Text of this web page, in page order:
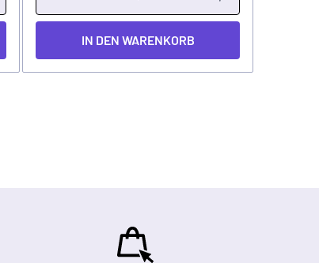
IN DEN WARENKORB